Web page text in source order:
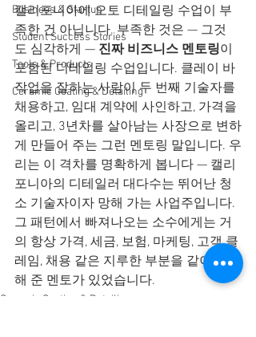
Business & Startup
Student Success Stories
Tools & Products
Ceramic Coating & Detailing
캘리포니아에 오토 디테일링 수업이 부
족한 건 아닙니다. 부족한 것은 — 그것
도 심각하게 — 진짜 비즈니스 멘토링이
포함된 디테일링 수업입니다. 클레이 바
작업을 잘하는 사람이 두 번째 기술자를
채용하고, 임대 계약에 사인하고, 가격을
올리고, 3년차를 살아남는 사장으로 변하
게 만들어 주는 그런 멘토링 말입니다. 우
리는 이 격차를 명확하게 봅니다 — 캘리
포니아의 디테일러 대다수는 뛰어난 청
소 기술자이자 망해 가는 사업주입니다.
그 패턴에서 빠져나오는 소수에게는 거
의 항상 가격, 세금, 보험, 마케팅, 고객 클
레임, 채용 같은 지루한 부분을 같이 통과
해 준 멘토가 있었습니다.
Ceramic Coating & Detailing